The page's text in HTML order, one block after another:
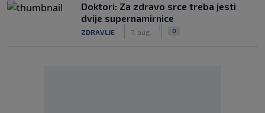
Doktori: Za zdravo srce treba jesti
dvije supernamirnice
ZDRAVLJE 7. aug. 0